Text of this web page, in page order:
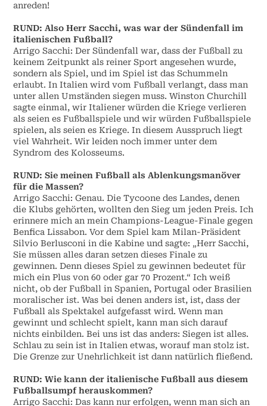
anreden!
RUND: Also Herr Sacchi, was war der Sündenfall im
italienischen Fußball?
Arrigo Sacchi: Der Sündenfall war, dass der Fußball zu
keinem Zeitpunkt als reiner Sport angesehen wurde,
sondern als Spiel, und im Spiel ist das Schummeln
erlaubt. In Italien wird vom Fußball verlangt, dass man
unter allen Umständen siegen muss. Winston Churchill
sagte einmal, wir Italiener würden die Kriege verlieren
als seien es Fußballspiele und wir würden Fußballspiele
spielen, als seien es Kriege. In diesem Ausspruch liegt
viel Wahrheit. Wir leiden noch immer unter dem
Syndrom des Kolosseums.
RUND: Sie meinen Fußball als Ablenkungsmanöver
für die Massen?
Arrigo Sacchi: Genau. Die Tycoone des Landes, denen
die Klubs gehörten, wollten den Sieg um jeden Preis. Ich
erinnere mich an mein Champions-League-Finale gegen
Benfica Lissabon. Vor dem Spiel kam Milan-Präsident
Silvio Berlusconi in die Kabine und sagte: „Herr Sacchi,
Sie müssen alles daran setzen dieses Finale zu
gewinnen. Denn dieses Spiel zu gewinnen bedeutet für
mich ein Plus von 60 oder gar 70 Prozent.“ Ich weiß
nicht, ob der Fußball in Spanien, Portugal oder Brasilien
moralischer ist. Was bei denen anders ist, ist, dass der
Fußball als Spektakel aufgefasst wird. Wenn man
gewinnt und schlecht spielt, kann man sich darauf
nichts einbilden. Bei uns ist das anders: Siegen ist alles.
Schlau zu sein ist in Italien etwas, worauf man stolz ist.
Die Grenze zur Unehrlichkeit ist dann natürlich fließend.
RUND: Wie kann der italienische Fußball aus diesem
Fußballsumpf herauskommen?
Arrigo Sacchi: Das kann nur erfolgen, wenn man sich an